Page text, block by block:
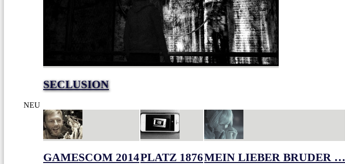
SECLUSION
NEU
GAMESCOM 2014PLATZ 1876MEIN LIEBER BRUDER …